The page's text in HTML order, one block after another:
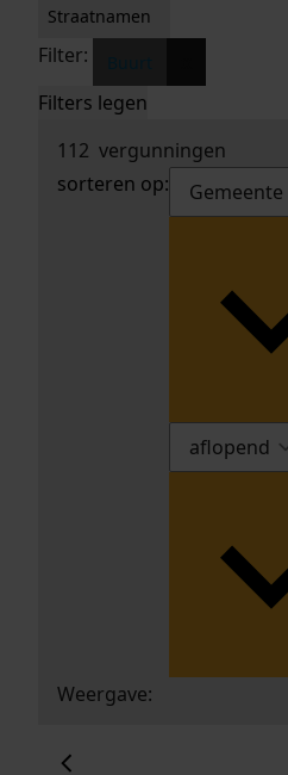
Straatnamen
Filter:
Filters legen
112 vergunningen
sorteren op:
Weergave: